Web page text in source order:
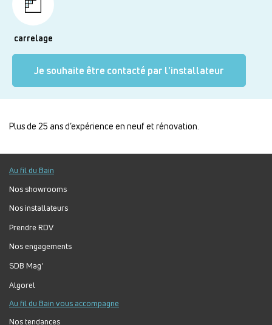
carrelage
Je souhaite être contacté par l'installateur
Plus de 25 ans d’expérience en neuf et rénovation.
Au fil du Bain
Nos showrooms
Nos installateurs
Prendre RDV
Nos engagements
SDB Mag'
Algorel
Au fil du Bain vous accompagne
Nos tendances